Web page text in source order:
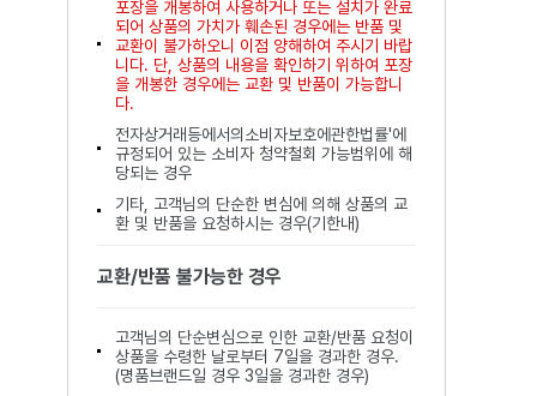
포장을 개봉하여 사용하거나 또는 설치가 완료
되어 상품의 가치가 훼손된 경우에는 반품 및
교환이 불가하오니 이점 양해하여 주시기 바랍
니다. 단, 상품의 내용을 확인하기 위하여 포장
을 개봉한 경우에는 교환 및 반품이 가능합니
다.
전자상거래등에서의소비자보호에관한법률'에
규정되어 있는 소비자 청약철회 가능범위에 해
당되는 경우
기타, 고객님의 단순한 변심에 의해 상품의 교
환 및 반품을 요청하시는 경우(기한내)
교환/반품 불가능한 경우
고객님의 단순변심으로 인한 교환/반품 요청이
상품을 수령한 날로부터 7일을 경과한 경우.
(명품브랜드일 경우 3일을 경과한 경우)